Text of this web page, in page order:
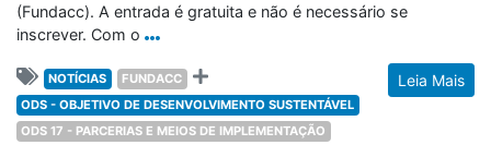
(Fundacc). A entrada é gratuita e não é necessário se
inscrever. Com o
Leia Mais
NOTÍCIAS
FUNDACC
ODS - OBJETIVO DE DESENVOLVIMENTO SUSTENTÁVEL
ODS 17 - PARCERIAS E MEIOS DE IMPLEMENTAÇÃO